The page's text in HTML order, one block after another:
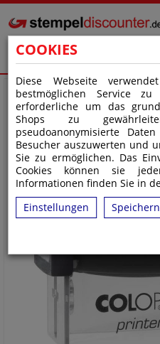
COOKIES
Diese Webseite
bestmöglichen Service
erforderliche um das
Shops zu
pseudoanonymisierte
Besucher auszuwerten und
Sie zu ermöglichen. Das
Cookies können sie
Informationen finden Sie in
Einstellungen
Speichern